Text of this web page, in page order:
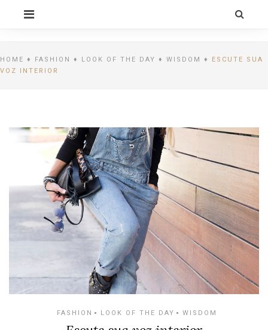
CELEBRITY BY
HOME ♦ FASHION ♦ LOOK OF THE DAY ♦ WISDOM ♦ ESCUTE SUA
VOZ INTERIOR
FASHION LOOK OF THE DAY WISDOM